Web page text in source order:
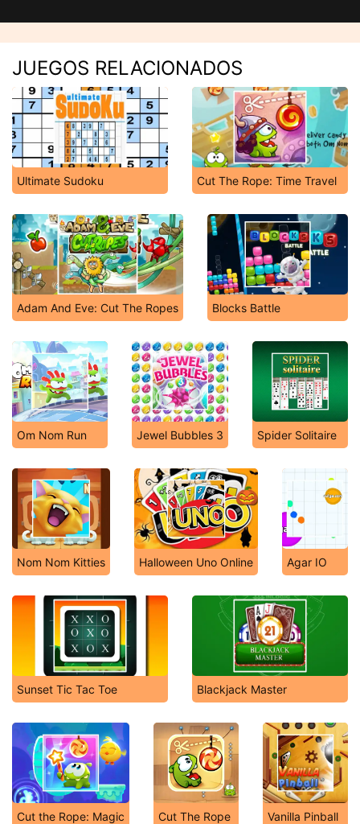
JUEGOS RELACIONADOS
Ultimate Sudoku Cut The Rope: Time Travel
Adam And Eve: Cut The Ropes Blocks Battle
Om Nom Run Jewel Bubbles 3 Spider Solitaire
Nom Nom Kitties Halloween Uno Online Agar IO
Sunset Tic Tac Toe Blackjack Master
Cut the Rope: Magic Cut The Rope Vanilla Pinball